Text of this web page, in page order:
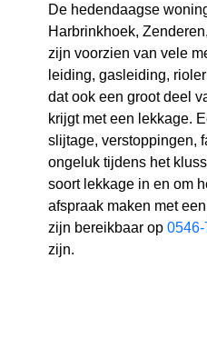
De hedendaagse
Harbrinkhoek,
zijn voorzien van vele
leiding, gasleiding,
dat ook een groot deel
krijgt met een lekkage.
slijtage, verstoppingen,
ongeluk tijdens het
soort lekkage in en om
afspraak maken met
zijn bereikbaar op
zijn.